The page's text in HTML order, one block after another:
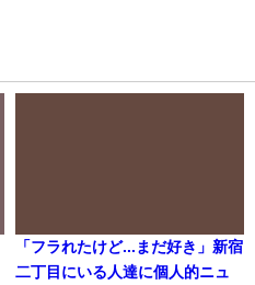
「フラれたけど...まだ好き」新宿
二丁目にいる人達に個人的ニュ